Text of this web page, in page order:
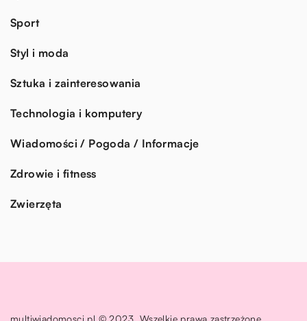
Sport
Styl i moda
Sztuka i zainteresowania
Technologia i komputery
Wiadomości / Pogoda / Informacje
Zdrowie i fitness
Zwierzęta
multiwiadomosci.pl © 2023. Wszelkie prawa zastrzeżone.